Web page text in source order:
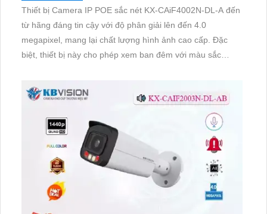
Thiết bị Camera IP POE sắc nét KX-CAiF4002N-DL-A đến
từ hãng đáng tin cậy với độ phân giải lên đến 4.0
megapixel, mang lại chất lượng hình ảnh cao cấp. Đặc
biệt, thiết bị này cho phép xem ban đêm với màu sắc
camera không chỉ đảm bảo chất lượng mà còn tiết kiệm